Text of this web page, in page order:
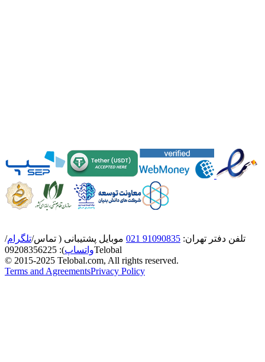
تلفن دفتر تهران: 91090835 021 موبایل پشتیبانی ( تماس/تلگرام/
واتساپ):
09208356225
Telobal
© 2015-2025 Telobal.com, All rights reserved.
Terms and AgreementsPrivacy Policy